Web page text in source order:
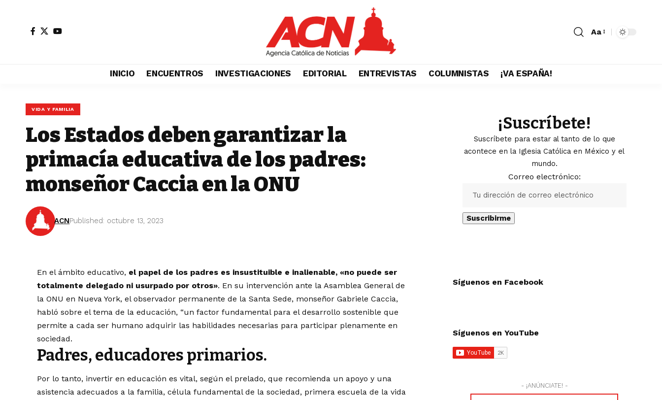
Aa
INICIO ENCUENTROS INVESTIGACIONES EDITORIAL ENTREVISTAS COLUMNISTAS ¡VA ESPAÑA!
VIDA Y FAMILIA
Los Estados deben garantizar la
primacía educativa de los padres:
monseñor Caccia en la ONU
ACNPublished: octubre 13, 2023
En el ámbito educativo, el papel de los padres es insustituible e inalienable, «no puede ser
totalmente delegado ni usurpado por otros». En su intervención ante la Asamblea General de
la ONU en Nueva York, el observador permanente de la Santa Sede, monseñor Gabriele Caccia,
habló sobre el tema de la educación, “un factor fundamental para el desarrollo sostenible que
permite a cada ser humano adquirir las habilidades necesarias para participar plenamente en
sociedad.
Padres, educadores primarios.
Por lo tanto, invertir en educación es vital, según el prelado, que recomienda un apoyo y una
asistencia adecuados a la familia, célula fundamental de la sociedad, primera escuela de la vida
¡Suscríbete!
Suscríbete para estar al tanto de lo que
acontece en la Iglesia Católica en México y el
mundo.
Correo electrónico:
Síguenos en Facebook
Síguenos en YouTube
- ¡ANÚNCIATE! -